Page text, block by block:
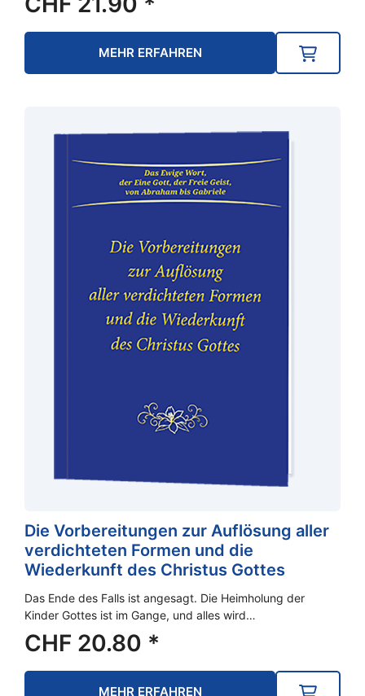
MEHR ERFAHREN
Die Vorbereitungen zur Auflösung aller
verdichteten Formen und die
Wiederkunft des Christus Gottes
Das Ende des Falls ist angesagt. Die Heimholung der
Kinder Gottes ist im Gange, und alles wird…
CHF 20.80 *
MEHR ERFAHREN